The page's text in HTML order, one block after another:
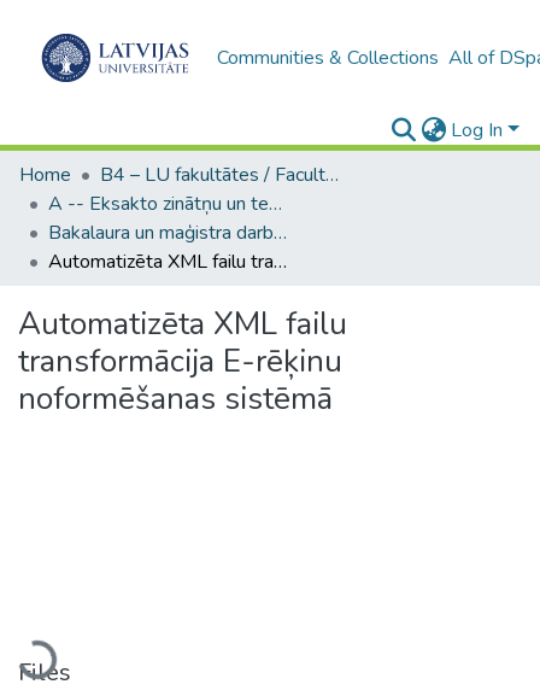
Communities & Collections All of
Log In
Home
B4 – LU fakultātes / Faculties of the UL
A -- Eksakto zinātņu un tehnoloģiju fakultāte / Faculty of Science and Technology
Bakalaura un maģistra darbi (EZTF) / Bachelor's and Master's theses
Automatizēta XML failu transformācija E-rēķinu noformēšanas sistēmā
Automatizēta XML failu
transformācija E-rēķinu
noformēšanas sistēmā
Loading...
Files